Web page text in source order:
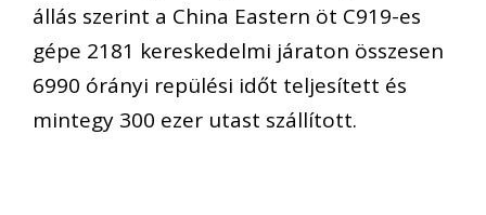
állás szerint a China Eastern öt C919-es
gépe 2181 kereskedelmi járaton összesen
6990 órányi repülési időt teljesített és
mintegy 300 ezer utast szállított.